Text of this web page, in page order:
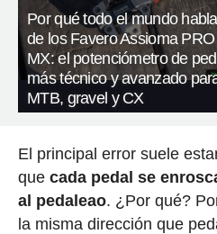
Por qué todo el mundo habla
de los Favero Assioma PRO
MX: el potenciómetro de
más técnico y avanzado
MTB, gravel y CX
El principal error suele
que cada pedal se
al pedaleao. ¿Por qué?
la misma dirección que